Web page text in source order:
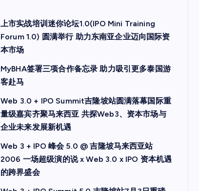
上市实战培训迷你论坛1.0(IPO Mini Training
Forum 1.0) 圆满举行 助力东南亚企业迈向国际资
本市场
MyBHA签署三项合作备忘录 助力吸引更多泰国游
客赴马
Web 3.0 + IPO Summit吉隆坡站圆满落幕国际重
量级嘉宾齐聚马来西亚 共探Web3、资本市场与
企业未来发展新机遇
Web 3 + IPO 峰会 5.0 @ 吉隆坡马来西亚站
2006 一场超级演的说 x Web 3.0 x IPO 资本机遇
的跨界盛会